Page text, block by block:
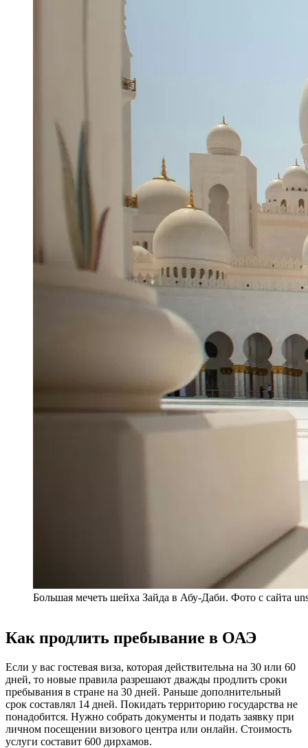
Большая мечеть шейха Зайда в Абу-Даби. Фото с сайта
Как продлить пребывание в ОАЭ
Если у вас гостевая виза, которая действительна на 30 или 60
дней, то новые правила разрешают дважды продлить сроки
пребывания в стране на 30 дней. Раньше дополнительный
срок составлял 14 дней. Покидать территорию государства не
понадобится. Нужно собрать документы и подать заявку при
личном посещении визового центра или онлайн. Стоимость
услуги составит 600 дирхамов.